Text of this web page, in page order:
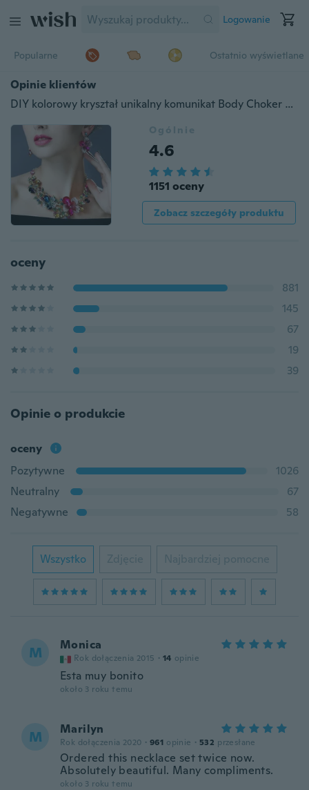
Logowanie
Popularne Ostatnio wyświetlane
Opinie klientów
DIY kolorowy kryształ unikalny komunikat Body Choker biżuteria naszyjnik kolczyki dla kobiet dziewczyn
Ogólnie
4.6
1151 oceny
Zobacz szczegóły produktu
oceny
881
145
67
19
39
Opinie o produkcie
oceny
Pozytywne
1026
Neutralny
67
Negatywne
58
Wszystko Zdjęcie Najbardziej pomocne
M Monica
Rok dołączenia 2015 · 14 opinie
Esta muy bonito
około 3 roku temu
M Marilyn
Rok dołączenia 2020 · 961 opinie · 532 przesłane
Ordered this necklace set twice now.
Absolutely beautiful. Many compliments.
około 3 roku temu